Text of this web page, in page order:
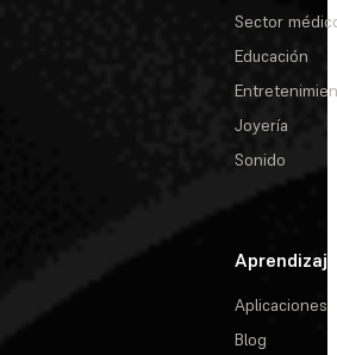
Sector
Educación
Joyería
Sonido
Aprendizaje
Aplicaciones
Blog